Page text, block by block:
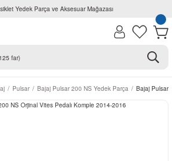
Yedek Parça ve Aksesuar Mağazası
Pulsar Bajaj Pulsar 200 NS Yedek Parça Bajaj Pulsar